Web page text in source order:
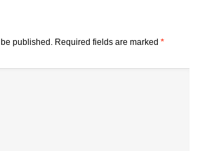
published. Required fields are marked *